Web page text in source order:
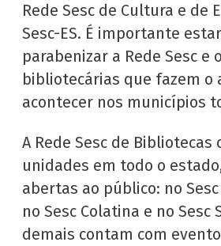
Rede Sesc de Cultura e de
Sesc-ES. É importante
parabenizar a Rede Sesc e
bibliotecárias que fazem o
acontecer nos municípios
A Rede Sesc de Bibliotecas
unidades em todo o
abertas ao público: no
no Sesc Colatina e no Sesc
demais contam com